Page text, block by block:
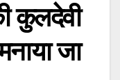
कुलदेवी
जा